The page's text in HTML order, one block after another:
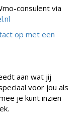
consulent via
op met een
aan wat jij
voor jou als
je kunt inzien